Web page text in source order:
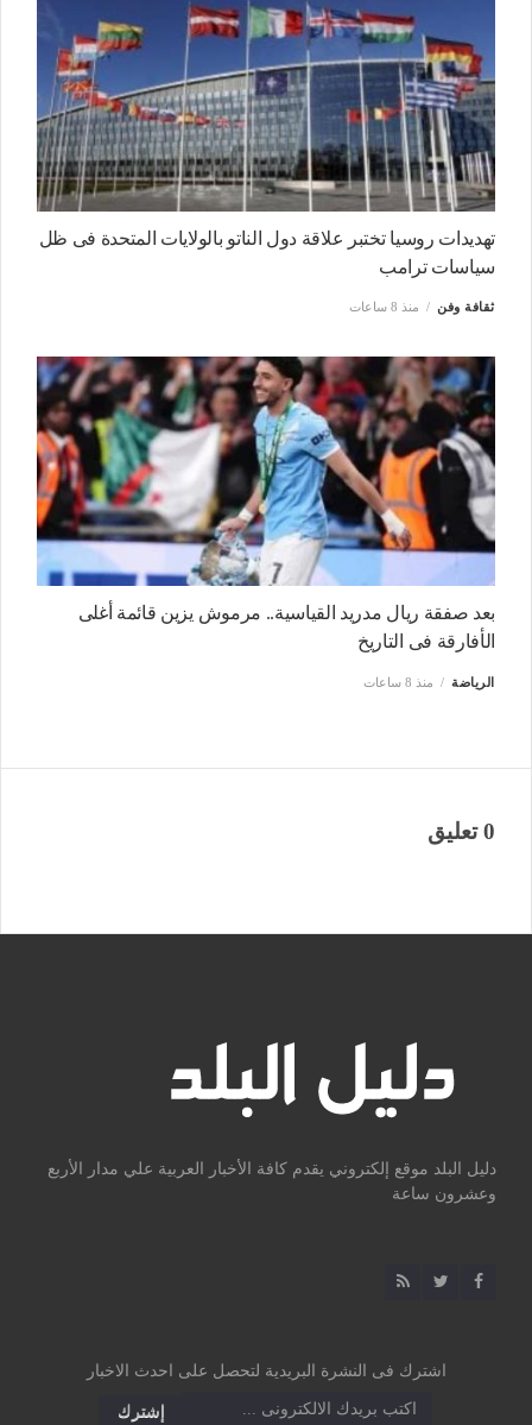
تهديدات روسيا تختبر علاقة دول الناتو بالولايات المتحدة فى ظل
سياسات ترامب
ثقافة وفن منذ 8 ساعات
بعد صفقة ريال مدريد القياسية.. مرموش يزين قائمة أغلى
الأفارقة فى التاريخ
الرياضة منذ 8 ساعات
0 تعليق
دليل البلد موقع إلكتروني يقدم كافة الأخبار العربية علي مدار الأربع
وعشرون ساعة
اشترك فى النشرة البريدية لتحصل على احدث الاخبار